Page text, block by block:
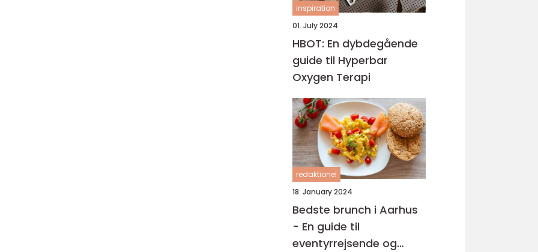
inspiration
01. July 2024
HBOT: En dybdegående
guide til Hyperbar
Oxygen Terapi
redaktionel
18. January 2024
Bedste brunch i Aarhus
- En guide til
eventyrrejsende og